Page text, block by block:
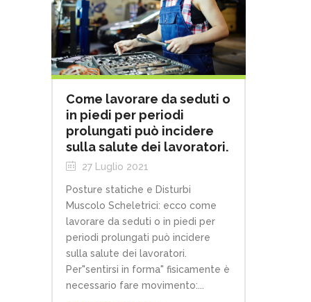
Come lavorare da seduti o
in piedi per periodi
prolungati può incidere
sulla salute dei lavoratori.
27 Luglio 2021
Posture statiche e Disturbi
Muscolo Scheletrici: ecco come
lavorare da seduti o in piedi per
periodi prolungati può incidere
sulla salute dei lavoratori.
Per"sentirsi in forma" fisicamente è
necessario fare movimento:...